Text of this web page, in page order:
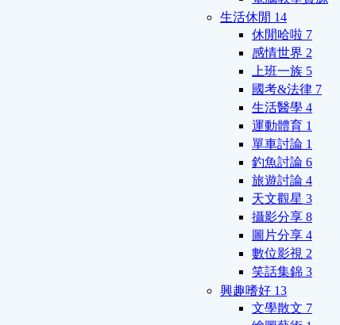
生活休閒 14
休閒哈啦 7
感情世界 2
上班一族 5
國考&法律 7
生活醫學 4
運動體育 1
單車討論 1
釣魚討論 6
旅遊討論 4
天文觀星 3
攝影分享 8
圖片分享 4
數位影視 2
笑話集錦 3
興趣嗜好 13
文學散文 7